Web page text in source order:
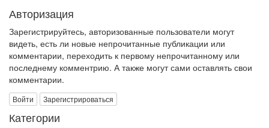
Авторизация
Зарегистрируйтесь, авторизованные пользователи могут
видеть, есть ли новые непрочитанные публикации или
комментарии, переходить к первому непрочитанному или
последнему комментрию. А также могут сами оставлять свои
комментарии.
Войти Зарегистрироваться
Категории